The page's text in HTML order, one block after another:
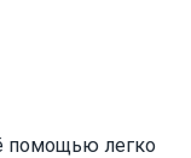
помощью легко